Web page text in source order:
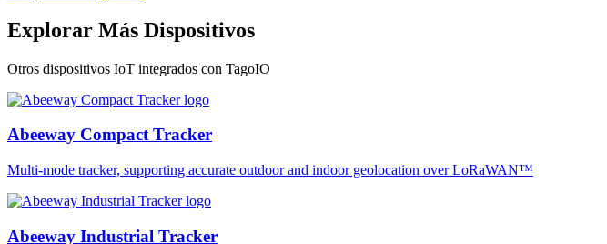
Explorar Más Dispositivos
Otros dispositivos IoT integrados con TagoIO
Abeeway Compact Tracker
Multi-mode tracker, supporting accurate outdoor and indoor geolocation over LoRaWAN™
Abeeway Industrial Tracker